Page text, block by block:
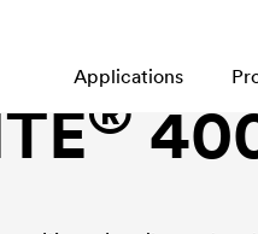
Applications
intérieurs
®